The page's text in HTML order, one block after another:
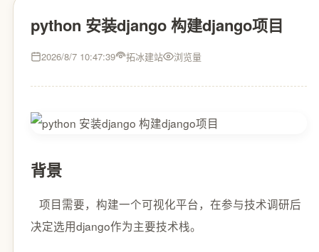
python 安装django 构建django项目
2026/8/7 10:47:39 拓冰建站 浏览量
背景
项目需要，构建一个可视化平台，在参与技术调研后
决定选用django作为主要技术栈。